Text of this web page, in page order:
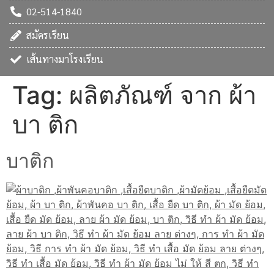
02-514-1840
สมัครเรียน
เส้นทางมาโรงเรียน
Tag: ผลิตภัณฑ์ จาก ผ้า
บา ติก
บาติก